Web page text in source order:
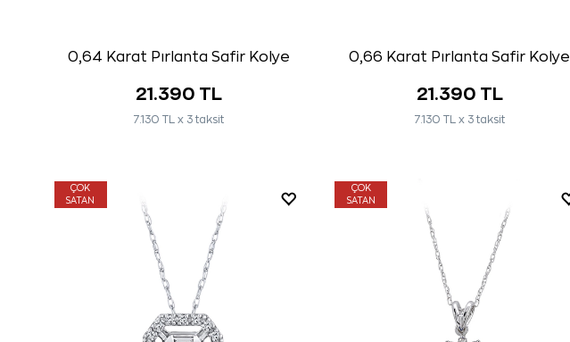
0,64 Karat Pırlanta Safir Kolye
21.390 TL
7.130 TL x 3 taksit
0,66 Karat Pırlanta Safir Kolye
21.390 TL
7.130 TL x 3 taksit
ÇOK
SATAN
ÇOK
SATAN